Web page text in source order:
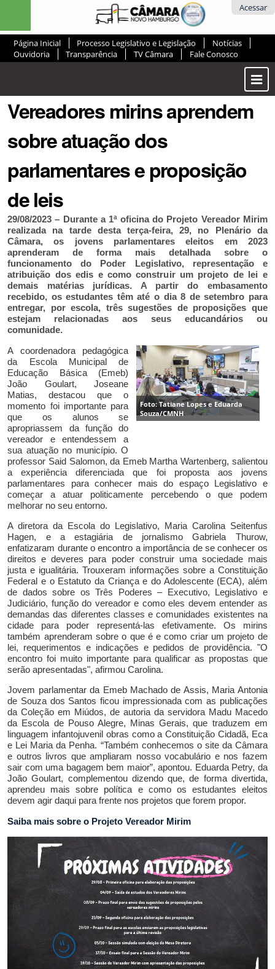
Acessar
Página Inicial Processo Legislativo e Legislação
Notícias
Ouvidoria
Transparência TV Câmara Fale Conosco
ou
Vereadores mirins aprendem
sobre atuação dos
parlamentares e proposição
de leis
29/08/2023 – Durante a 1ª oficina do Projeto Vereador Mirim
realizada na tarde desta terça-feira, 29, no Plenário da
Câmara, os jovens parlamentares eleitos em 2023
aprenderam de forma mais detalhada sobre o
funcionamento do Poder Legislativo, representação e
atribuição dos edis e como construir um projeto de lei e
demais matérias jurídicas. A partir do embasamento
recebido, os estudantes têm até o dia 8 de setembro para
entregar, por escola, três sugestões de proposições que
estejam relacionadas aos seus educandários ou
comunidade.
Foto: Tatiane Lopes e Eduarda
Souza/CMNH
A coordenadora pedagógica
da Escola Municipal de
Educação Básica (Emeb)
João Goulart, Joseane
Matias, destacou que o
momento foi importante para
que os alunos se
apropriassem da função do
vereador e entendessem a
sua atuação no município. O
professor Said Salomon, da Emeb Martha Wartenberg, salientou
a experiência diferenciada que foi proposta aos jovens
parlamentares para conhecer mais do espaço Legislativo e
começar a atuar politicamente percebendo o que podem
melhorar no seu entorno.
Adiretora da Escola do Legislativo, Maria Carolina Seitenfus
Hagen, e a estagiária de jornalismo Gabriela Thurow,
enfatizaram durante o encontro a importância de se conhecer os
direitos e deveres para poder construir uma sociedade mais
justa e igualitária.Trouxeram informações sobre a Constituição
Federal e o Estatuto da Criança e do Adolescente (ECA), além
de dados sobre osTrês Poderes – Executivo, Legislativo e
Judiciário, função do vereadore como eles devem entender as
demandas das diferentes classes e comunidades existentes na
cidade para poder representá-las efetivamente. Os mirins
também aprenderam sobre o que é e como criar um projeto de
lei, requerimentos e indicações e pedidos de providência. "O
encontro foi muito importante para qualificar as propostas que
serão apresentadas", afirmou Carolina.
Jovem parlamentar da Emeb Machado de Assis, Maria Antonia
de Souza dos Santos ficou impressionada com as publicações
da Coleção em Miúdos, de autoria da servidora Madu Macedo
da Escola de Pouso Alegre, Minas Gerais, que traduzem em
linguagem infantojuvenil obras como a Constituição Cidadã, Eca
e Lei Maria da Penha. “Também conhecemos o site da Câmara
e outros livros que ampliaram nosso vocabulário e nos fazem
sair com uma bagagem bem maior”, apontou. Eduarda Petry, da
JoãoGoulart, complementou dizendo que, de forma divertida,
aprendeu mais sobre política e como os estudantes eleitos
devem agir daqui para frente nos projetos que forem propor.
Saiba mais sobre o Projeto Vereador Mirim